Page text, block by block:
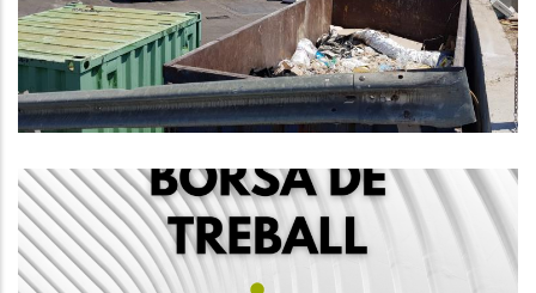
Medi
Convocatòria Mitjançant Concurs
Oposició Per La Creació D'una